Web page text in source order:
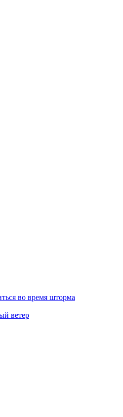
во время шторма
ветер